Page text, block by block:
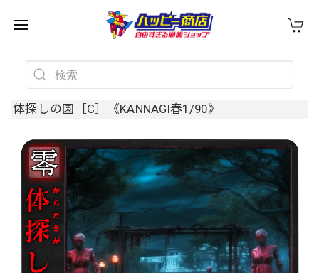
体探しの園［C］《KANNAGI春1/90》